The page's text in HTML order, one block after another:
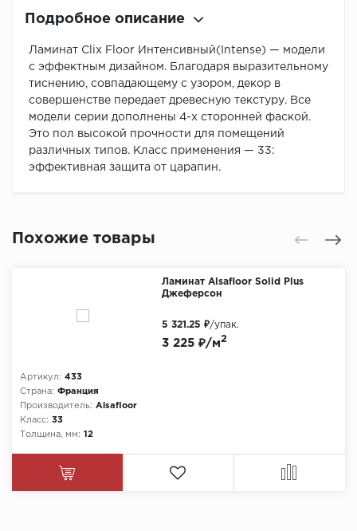
Подробное описание
Ламинат Clix Floor Интенсивный(Intense) — модели
с эффектным дизайном. Благодаря выразительному
тиснению, совпадающему с узором, декор в
совершенстве передает древесную текстуру. Все
модели серии дополнены 4-х сторонней фаской.
Это пол высокой прочности для помещений
различных типов. Класс применения — 33:
эффективная защита от царапин.
Похожие товары
Ламинат Alsafloor Solid Plus
Джеферсон
Артикул: 433
Страна: Франция
Производитель: Alsafloor
Класс: 33
Толщина, мм: 12
3 225 ₽/м2
5 321.25 ₽/упак.